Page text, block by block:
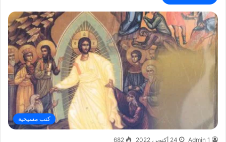
كتب مسيحية
Admin 1 24 أكتوبر، 2022 682